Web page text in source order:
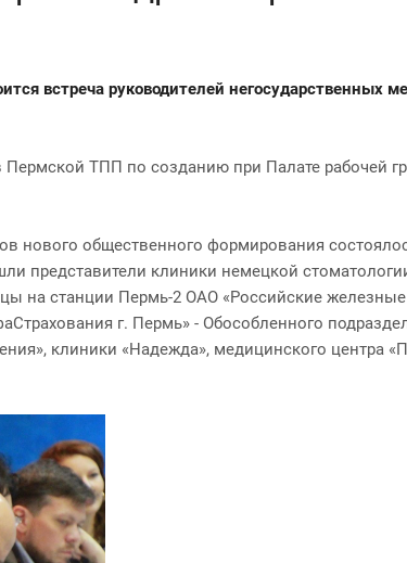
встреча руководителей негосударственных
ТПП по созданию при Палате рабочей
нового общественного формирования
клиники немецкой
на станции Пермь-2 ОАО «Российские
г. Пермь» - Обособленного
клиники «Надежда», медицинского центра